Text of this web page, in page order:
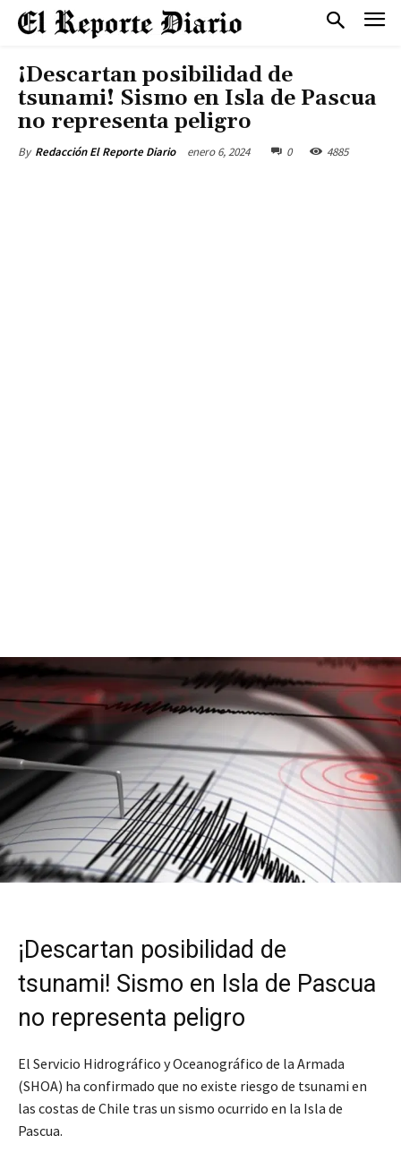
¡Descartan posibilidad de
tsunami! Sismo en Isla de Pascua
no representa peligro
By Redacción El Reporte Diario enero 6, 2024 0 4885
¡Descartan posibilidad de
tsunami! Sismo en Isla de Pascua
no representa peligro
El Servicio Hidrográfico y Oceanográfico de la Armada
(SHOA) ha confirmado que no existe riesgo de tsunami en
las costas de Chile tras un sismo ocurrido en la Isla de
Pascua.